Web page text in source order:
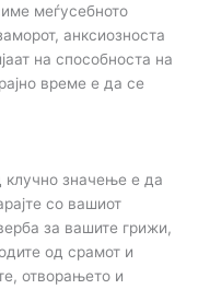
меѓусебното
анксиозноста
на способноста на
време е да се
клучно значење е да
со вашиот
за вашите грижи,
од срамот и
отворањето и